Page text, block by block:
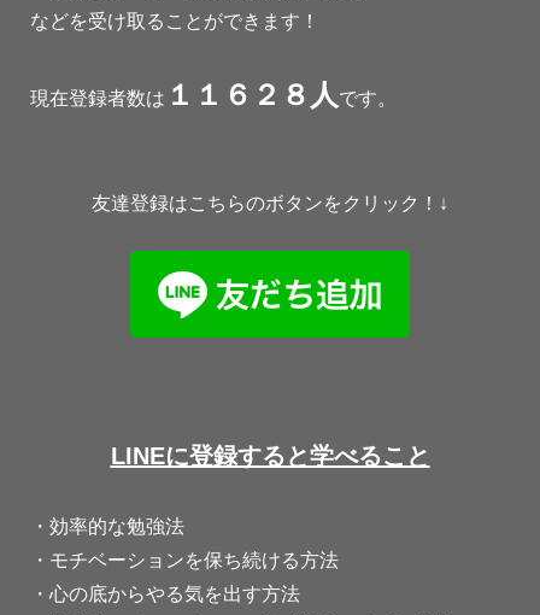
などを受け取ることができます！
現在登録者数は １１６２８人 です。
友達登録はこちらのボタンをクリック！↓
LINEに登録すると学べること
・効率的な勉強法
・モチベーションを保ち続ける方法
・心の底からやる気を出す方法